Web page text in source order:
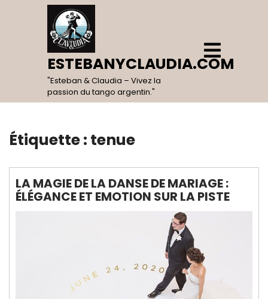
ESTEBANYCLAUDIA.COM
"Esteban & Claudia – Vivez la
passion du tango argentin."
Open
Menu
Étiquette : tenue
LA MAGIE DE LA DANSE DE MARIAGE :
ÉLÉGANCE ET EMOTION SUR LA PISTE